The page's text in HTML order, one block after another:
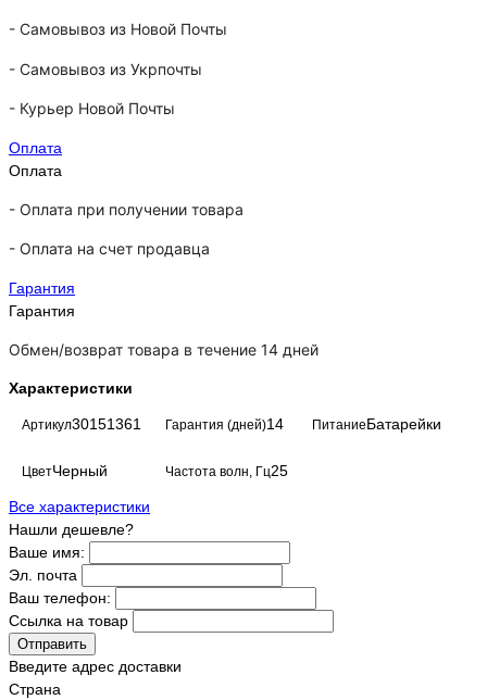
- Самовывоз из Новой Почты
- Самовывоз из Укрпочты
- Курьер Новой Почты
Оплата
Оплата
- Оплата при получении товара
- Оплата на счет продавца
Гарантия
Гарантия
Обмен/возврат товара в течение 14 дней
Характеристики
Артикул30151361 Гарантия (дней)14 ПитаниеБатарейки
ЦветЧерный Частота волн, Гц25
Все характеристики
Нашли дешевле?
Ваше имя:
Эл. почта
Ваш телефон:
Ссылка на товар
Отправить
Введите адрес доставки
Страна